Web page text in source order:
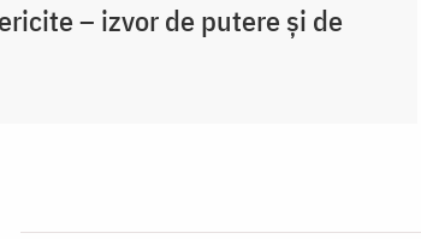
– izvor de putere și de